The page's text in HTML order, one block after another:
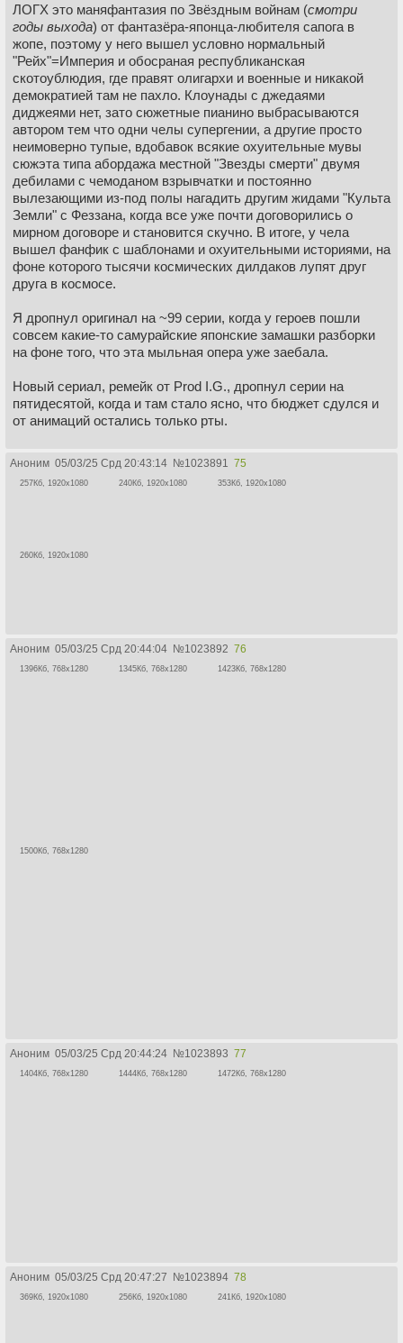
ЛОГХ это маняфантазия по Звёздным войнам (смотри
годы выхода) от фантазёра-японца-любителя сапога в
жопе, поэтому у него вышел условно нормальный
"Рейх"=Империя и обосраная республиканская
скотоублюдия, где правят олигархи и военные и никакой
демократией там не пахло. Клоунады с джедаями
диджеями нет, зато сюжетные пианино выбрасываются
автором тем что одни челы супергении, а другие просто
неимоверно тупые, вдобавок всякие охуительные мувы
сюжэта типа абордажа местной "Звезды смерти" двумя
дебилами с чемоданом взрывчатки и постоянно
вылезающими из-под полы нагадить другим жидами "Культа
Земли" с Феззана, когда все уже почти договорились о
мирном договоре и становится скучно. В итоге, у чела
вышел фанфик с шаблонами и охуительными историями, на
фоне которого тысячи космических дилдаков лупят друг
друга в космосе.
Я дропнул оригинал на ~99 серии, когда у героев пошли
совсем какие-то самурайские японские замашки разборки
на фоне того, что эта мыльная опера уже заебала.
Новый сериал, ремейк от Prod I.G., дропнул серии на
пятидесятой, когда и там стало ясно, что бюджет сдулся и
от анимаций остались только рты.
Есть дохуя более интересной и ёмкой фантастики —
Операторы, Кресты, те же ГАНДАМы.
Аноним 05/03/25 Срд 20:43:14 №1023891 75
257Кб, 1920x1080 240Кб, 1920x1080 353Кб, 1920x1080
260Кб, 1920x1080
Аноним 05/03/25 Срд 20:44:04 №1023892 76
1396Кб, 768x1280 1345Кб, 768x1280 1423Кб, 768x1280
1500Кб, 768x1280
Аноним 05/03/25 Срд 20:44:24 №1023893 77
1404Кб, 768x1280 1444Кб, 768x1280 1472Кб, 768x1280
Аноним 05/03/25 Срд 20:47:27 №1023894 78
369Кб, 1920x1080 256Кб, 1920x1080 241Кб, 1920x1080